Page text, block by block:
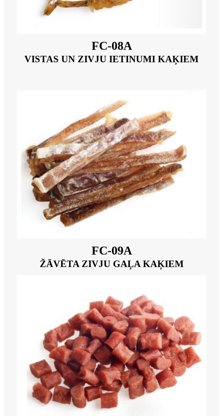
FC-08A
VISTAS UN ZIVJU IETINUMI KAĶIEM
FC-09A
ŽĀVĒTA ZIVJU GAĻA KAĶIEM